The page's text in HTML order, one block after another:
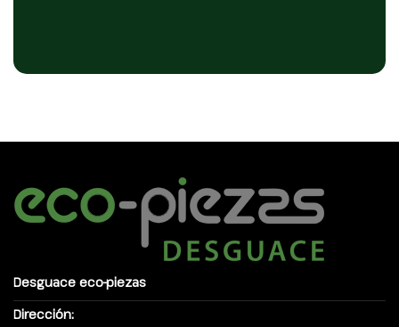
Desguace eco-piezas
Dirección: